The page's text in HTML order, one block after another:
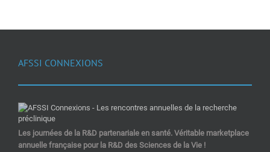
AFSSI CONNEXIONS
Les journées de la R&D partenariale en santé. Véritable marketplace
annuelle française pour la R&D des Sciences de la Vie !